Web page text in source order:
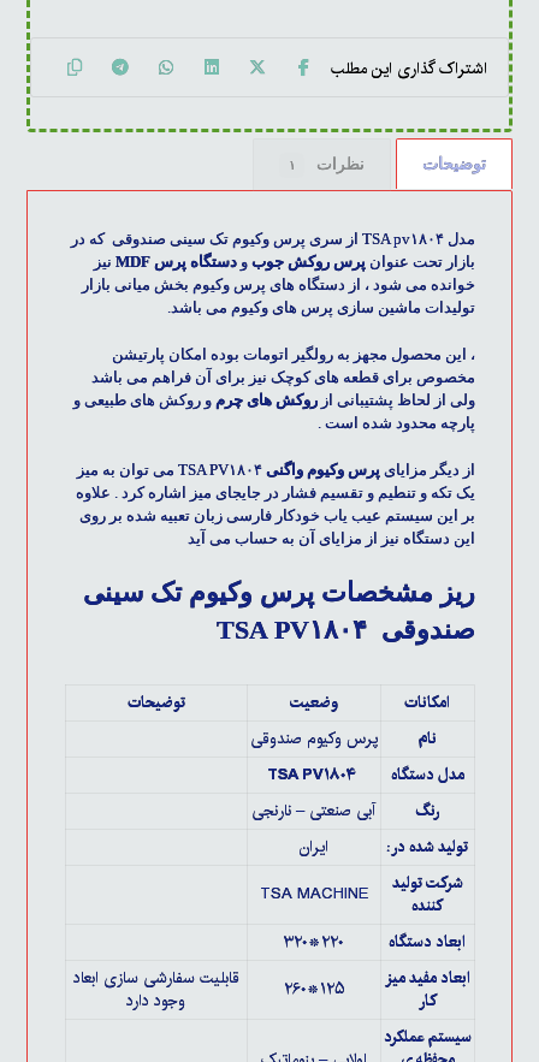
توضیحات نظرات ۱
مدل TSA pv۱۸۰۴ از سری پرس وکیوم تک سینی صندوقی که در
بازار تحت عنوان پرس روکش جوب ودستگاه پرس MDF
نیز
خوانده می شود ، از دستگاه های پرس وکیوم بخش میانی بازار
تولیدات ماشین سازی پرس های وکیوم می باشد.
، این محصول مجهز به رولگیر اتومات بوده امکان پارتیشن
مخصوص برای قطعه های کوچک نیز برای آن فراهم می باشد
ولی از لحاظ پشتیبانی ازروکش های چرم و روکش های طبیعی و
پارچه محدود شده است .
از دیگر مزایای پرس وکیوم واگنی
TSA PV۱۸۰۴ می توان به میز
یک تکه و تنطیم و تقسیم فشار در جایجای میز اشاره کرد . علاوه
بر این سیستم عیب یاب خودکار فارسی زبان تعبیه شده بر روی
این دستگاه نیز از مزایای آن به حساب می آید
ریز مشخصات پرس وکیوم تک سینی
صندوقی TSA PV۱۸۰۴
امکانات وضعیت
توضیحات
نام
پرس وکیوم صندوقی
مدل دستگاه
TSA PV۱۸۰۴
رنگ
آبی صنعتی – نارنجی
تولید شده در :
ایران
شرکت تولید
کننده
TSA MACHINE
ابعاد دستگاه
۲۲۰*۳۲۰
ابعاد مفید میز
کار
۱۲۵*۲۶۰
قابلیت سفارشی سازی ابعاد
وجود دارد
سیستم عملکرد